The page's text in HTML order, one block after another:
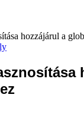
hozzájárul a